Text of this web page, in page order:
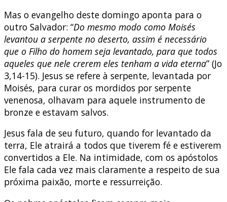
Mas o evangelho deste domingo aponta para o
outro Salvador: “Do mesmo modo como Moisés
levantou a serpente no deserto, assim é necessário
que o Filho do homem seja levantado, para que todos
aqueles que nele crerem eles tenham a vida eterna” (Jo
3,14-15). Jesus se refere à serpente, levantada por
Moisés, para curar os mordidos por serpente
venenosa, olhavam para aquele instrumento de
bronze e estavam salvos.
Jesus fala de seu futuro, quando for levantado da
terra, Ele atrairá a todos que tiverem fé e estiverem
convertidos a Ele. Na intimidade, com os apóstolos
Ele fala cada vez mais claramente a respeito de sua
próxima paixão, morte e ressurreição.